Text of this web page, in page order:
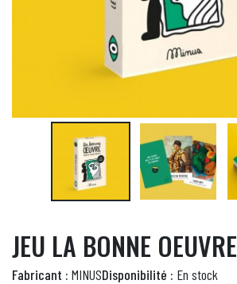
JEU LA BONNE OEUVRE
Fabricant : MINUSDisponibilité : En stock